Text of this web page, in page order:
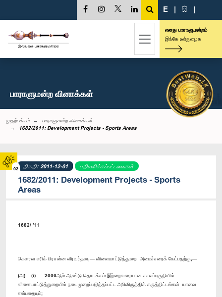
02
E | සි |
எனது பாராளுமன்றம்
இங்கே உள்நுழைக
பாராளுமன்ற வினாக்கள்
முதற்பக்கம்
பாராளுமன்ற வினாக்கள்
1682/2011: Development Projects - Sports Areas
திகதி: 2011-12-01 பதிலளிக்கப்பட்டவைகள்
1682/2011: Development Projects - Sports
Areas
1682/ ’11
கெளரவ எரிக் பிரசன்ன வீரவர்தன,— விளையாட்டுத்துறை அமைச்சரைக் கேட்பதற்கு,—
(அ) (i) 2006ஆம் ஆண்டு தொடக்கம் இற்றைவரையான காலப்பகுதியில்
விளையாட்டுத்துறையில் நடைமுறைப்படுத்தப்பட்ட அபிவிருத்திக் கருத்திட்டங்கள் யாவை
என்பதையும்;